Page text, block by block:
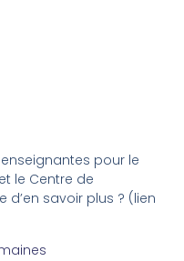
pour le
le Centre de
d’en savoir plus ? (lien